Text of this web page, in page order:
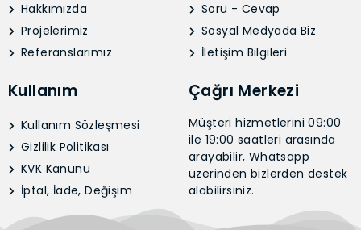
Hakkımızda
Projelerimiz
Referanslarımız
Soru - Cevap
Sosyal Medyada Biz
İletişim Bilgileri
Kullanım
Kullanım Sözleşmesi
Gizlilik Politikası
KVK Kanunu
İptal, İade, Değişim
Çağrı Merkezi
Müşteri hizmetlerini 09:00
ile 19:00 saatleri arasında
arayabilir, Whatsapp
üzerinden bizlerden destek
alabilirsiniz.